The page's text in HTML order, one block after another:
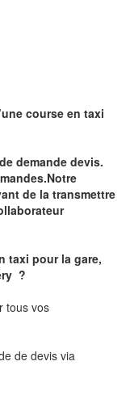
course en taxi
demande devis.
de la transmettre
taxi pour la gare,
?
tous vos
de devis via